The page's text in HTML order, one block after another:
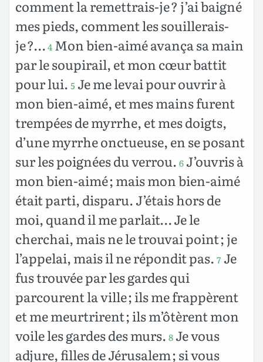
comment la remettrais-je ? j’ai baigné
mes pieds, comment les souillerais-
je ?…4 Mon bien-aimé avança sa main
par le soupirail, et mon cœur battit
pour lui. 5 Je me levai pour ouvrir à
mon bien-aimé, et mes mains furent
trempées de myrrhe, et mes doigts,
d’une myrrhe onctueuse, en se posant
sur les poignées du verrou. 6 J’ouvris à
mon bien-aimé ; mais mon bien-aimé
était parti, disparu. J’étais hors de
moi, quand il me parlait… Je le
cherchai, mais ne le trouvai point ; je
l’appelai, mais il ne répondit pas. 7 Je
fus trouvée par les gardes qui
parcourent la ville ; ils me frappèrent
et me meurtrirent ; ils m’ôtèrent mon
voile les gardes des murs. 8 Je vous
adjure, filles de Jérusalem ; si vous